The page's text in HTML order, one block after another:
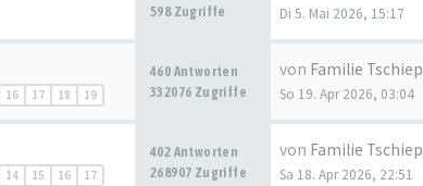
598 Zugriffe
Di 5. Mai 2026, 15:17
16 17 18 19
460 Antworten
332076 Zugriffe
von Familie Tschiep
So 19. Apr 2026, 03:04
14 15 16 17
402 Antworten
268907 Zugriffe
von Familie Tschiep
Sa 18. Apr 2026, 22:51